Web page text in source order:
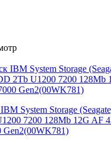
System Storage
7200 128Mb 12G AF
Gen2(00WK781)